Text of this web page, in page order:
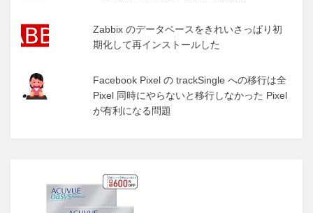
Zabbix のデータベースをきれいさっぱり初
期化して再インストールした
Facebook Pixel の trackSingle への移行は全
Pixel 同時にやらないと移行しなかった Pixel
が有利になる問題